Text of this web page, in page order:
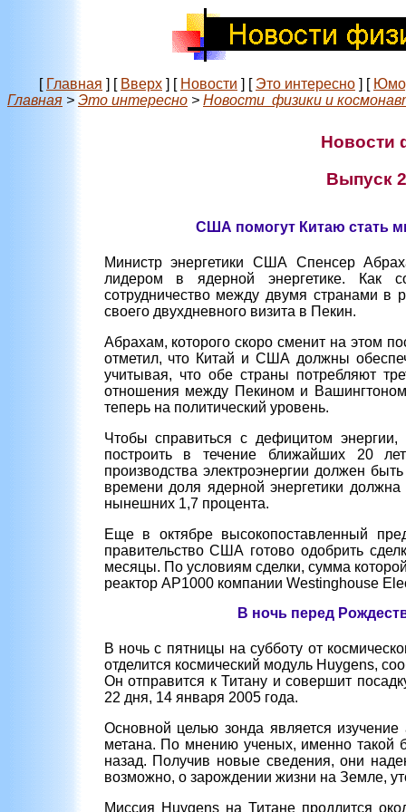
[ Главная ] [ Вверх ] [ Новости ] [ Это интересно ] [
Главная > Это интересно > Новости физики и
Новости
Выпуск
США помогут Китаю стать
Министр энергетики США Спенсер
лидером в ядерной энергетике. Как
сотрудничество между двумя странами в
своего двухдневного визита в Пекин.
Абрахам, которого скоро сменит на этом
отметил, что Китай и США должны
учитывая, что обе страны потребляют
отношения между Пекином и Вашингтоном
теперь на политический уровень.
Чтобы справиться с дефицитом энергии,
построить в течение ближайших 20
производства электроэнергии должен
времени доля ядерной энергетики
нынешних 1,7 процента.
Еще в октябре высокопоставленный
правительство США готово одобрить
месяцы. По условиям сделки, сумма
реактор AP1000 компании Westinghouse
В ночь перед
В ночь с пятницы на субботу от
отделится космический модуль Huygens,
Он отправится к Титану и совершит
22 дня, 14 января 2005 года.
Основной целью зонда является
метана. По мнению ученых, именно такой
назад. Получив новые сведения, они
возможно, о зарождении жизни на Земле,
Миссия Huygens на Титане продлится